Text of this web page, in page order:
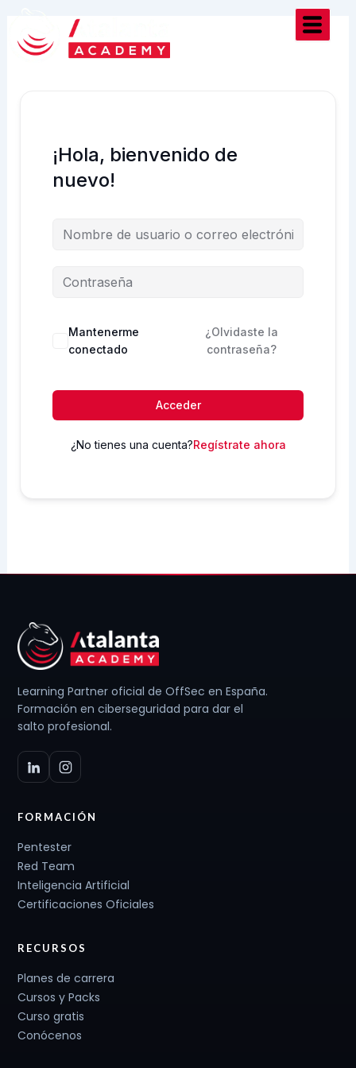
contenido
¡Hola, bienvenido de
nuevo!
Mantenerme
conectado
¿Olvidaste la
contraseña?
Acceder
¿No tienes una cuenta?Regístrate ahora
Learning Partner oficial de OffSec en España.
Formación en ciberseguridad para dar el
salto profesional.
FORMACIÓN
Pentester
Red Team
Inteligencia Artificial
Certificaciones Oficiales
RECURSOS
Planes de carrera
Cursos y Packs
Curso gratis
Conócenos